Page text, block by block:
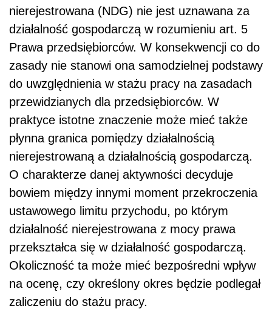
nierejestrowana (NDG) nie jest uznawana za
działalność gospodarczą w rozumieniu art. 5
Prawa przedsiębiorców. W konsekwencji co do
zasady nie stanowi ona samodzielnej podstawy
do uwzględnienia w stażu pracy na zasadach
przewidzianych dla przedsiębiorców. W
praktyce istotne znaczenie może mieć także
płynna granica pomiędzy działalnością
nierejestrowaną a działalnością gospodarczą.
O charakterze danej aktywności decyduje
bowiem między innymi moment przekroczenia
ustawowego limitu przychodu, po którym
działalność nierejestrowana z mocy prawa
przekształca się w działalność gospodarczą.
Okoliczność ta może mieć bezpośredni wpływ
na ocenę, czy określony okres będzie podlegał
zaliczeniu do stażu pracy.